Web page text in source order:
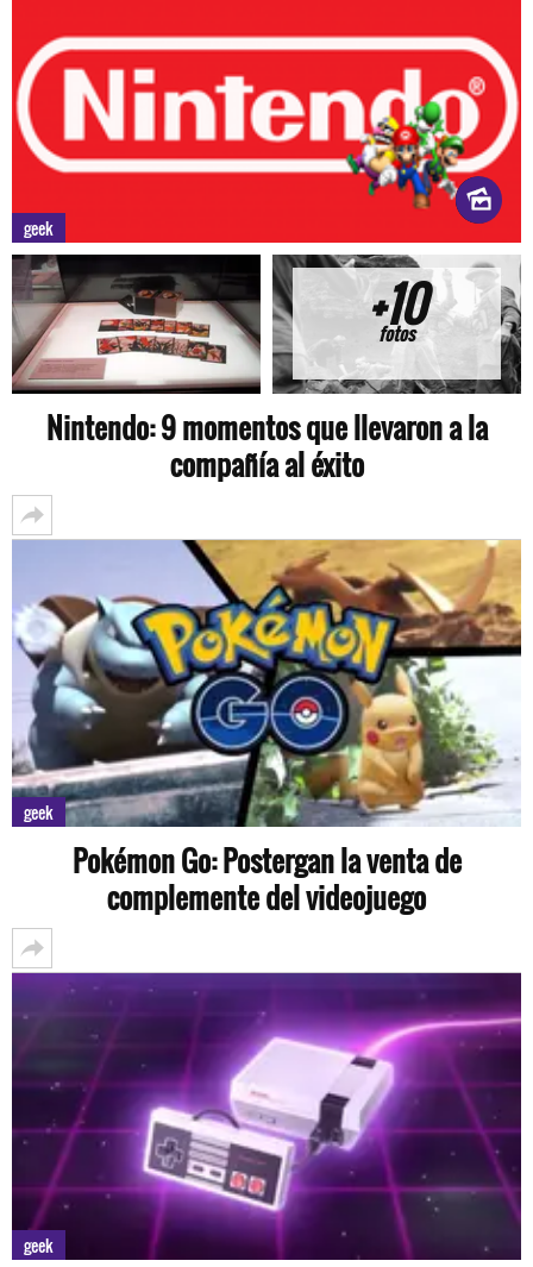
geek
+10
fotos
Nintendo: 9 momentos que llevaron a la
compañía al éxito
geek
Pokémon Go: Postergan la venta de
complemente del videojuego
geek